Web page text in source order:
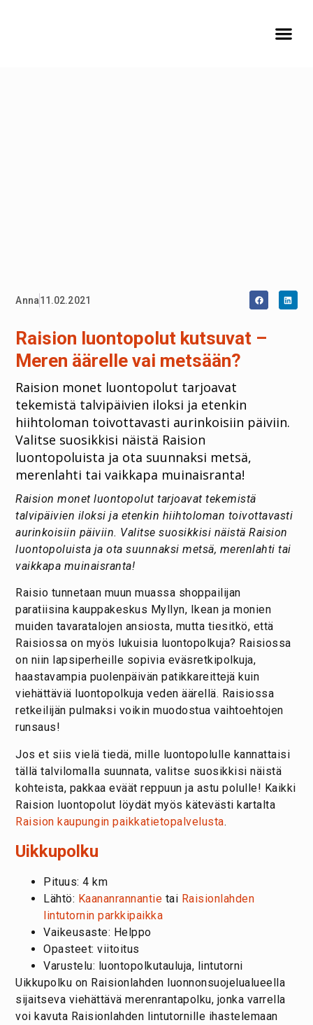
Anna11.02.2021
Raision luontopolut kutsuvat –
Meren äärelle vai metsään?
Raision monet luontopolut tarjoavat
tekemistä talvipäivien iloksi ja etenkin
hiihtoloman toivottavasti aurinkoisiin päiviin.
Valitse suosikkisi näistä Raision
luontopoluista ja ota suunnaksi metsä,
merenlahti tai vaikkapa muinaisranta!
Raision monet luontopolut tarjoavat tekemistä
talvipäivien iloksi ja etenkin hiihtoloman toivottavasti
aurinkoisiin päiviin. Valitse suosikkisi näistä Raision
luontopoluista ja ota suunnaksi metsä, merenlahti tai
vaikkapa muinaisranta!
Raisio tunnetaan muun muassa shoppailijan
paratiisina kauppakeskus Myllyn, Ikean ja monien
muiden tavaratalojen ansiosta, mutta tiesitkö, että
Raisiossa on myös lukuisia luontopolkuja? Raisiossa
on niin lapsiperheille sopivia eväsretkipolkuja,
haastavampia puolenpäivän patikkareittejä kuin
viehättäviä luontopolkuja veden äärellä. Raisiossa
retkeilijän pulmaksi voikin muodostua vaihtoehtojen
runsaus!
Jos et siis vielä tiedä, mille luontopolulle kannattaisi
tällä talvilomalla suunnata, valitse suosikkisi näistä
kohteista, pakkaa eväät reppuun ja astu polulle! Kaikki
Raision luontopolut löydät myös kätevästi kartalta
Raision kaupungin paikkatietopalvelusta.
Uikkupolku
Pituus: 4 km
Lähtö: Kaananrannantie tai Raisionlahden
lintutornin parkkipaikka
Vaikeusaste: Helppo
Opasteet: viitoitus
Varustelu: luontopolkutauluja, lintutorni
Uikkupolku on Raisionlahden luonnonsuojelualueella
sijaitseva viehättävä merenrantapolku, jonka varrella
voi kavuta Raisionlahden lintutornille ihastelemaan